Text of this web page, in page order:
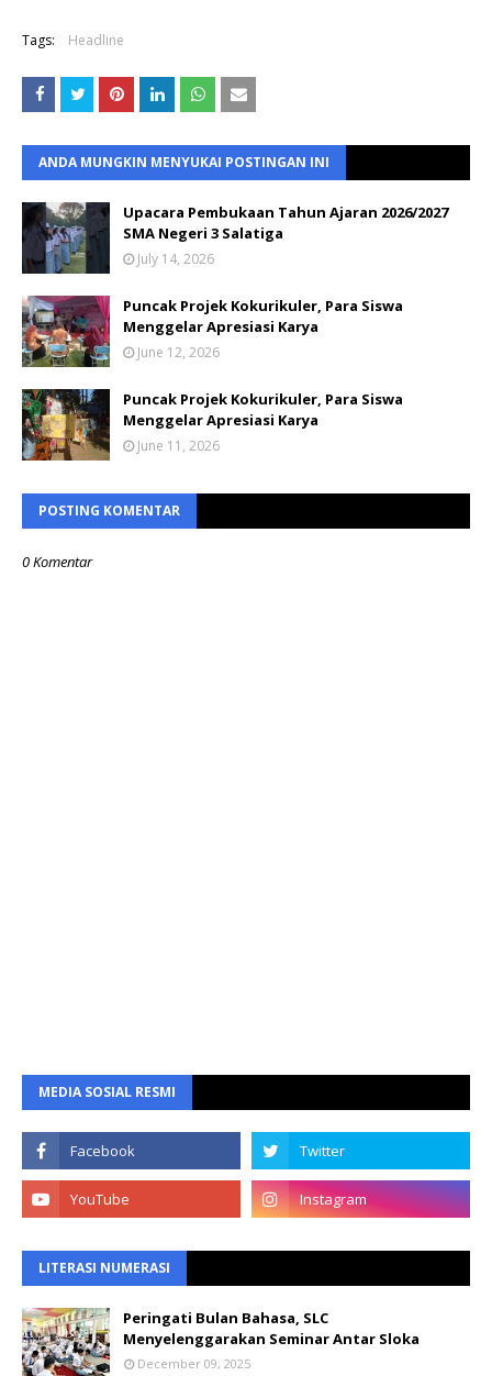
Tags: Headline
ANDA MUNGKIN MENYUKAI POSTINGAN INI
Upacara Pembukaan Tahun Ajaran 2026/2027
SMA Negeri 3 Salatiga
July 14, 2026
Puncak Projek Kokurikuler, Para Siswa
Menggelar Apresiasi Karya
June 12, 2026
Puncak Projek Kokurikuler, Para Siswa
Menggelar Apresiasi Karya
June 11, 2026
POSTING KOMENTAR
0 Komentar
MEDIA SOSIAL RESMI
LITERASI NUMERASI
Peringati Bulan Bahasa, SLC
Menyelenggarakan Seminar Antar Sloka
December 09, 2025